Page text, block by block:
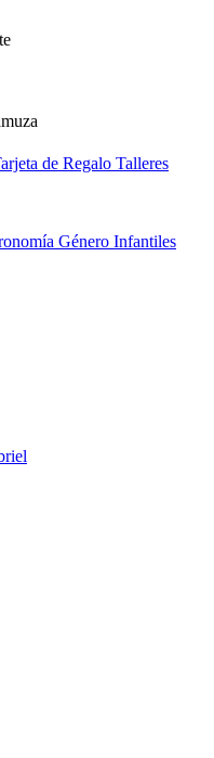
de Regalo Talleres
Género Infantiles